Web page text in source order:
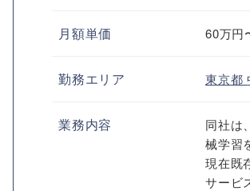
月額単価 60万円
勤務エリア 東京都
業務内容
同社は
械学習
現在既
サービ